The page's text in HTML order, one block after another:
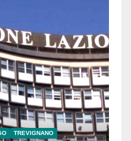
TREVIGNANO